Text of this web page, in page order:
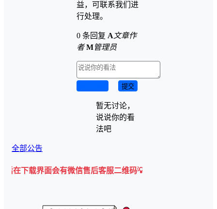
益，可联系我们进
行处理。
0 条回复 A 文章作
者 M管理员
提交
暂无讨论，
说说你的看
法吧
全部公告
界面会有微信售后客服二维码💡